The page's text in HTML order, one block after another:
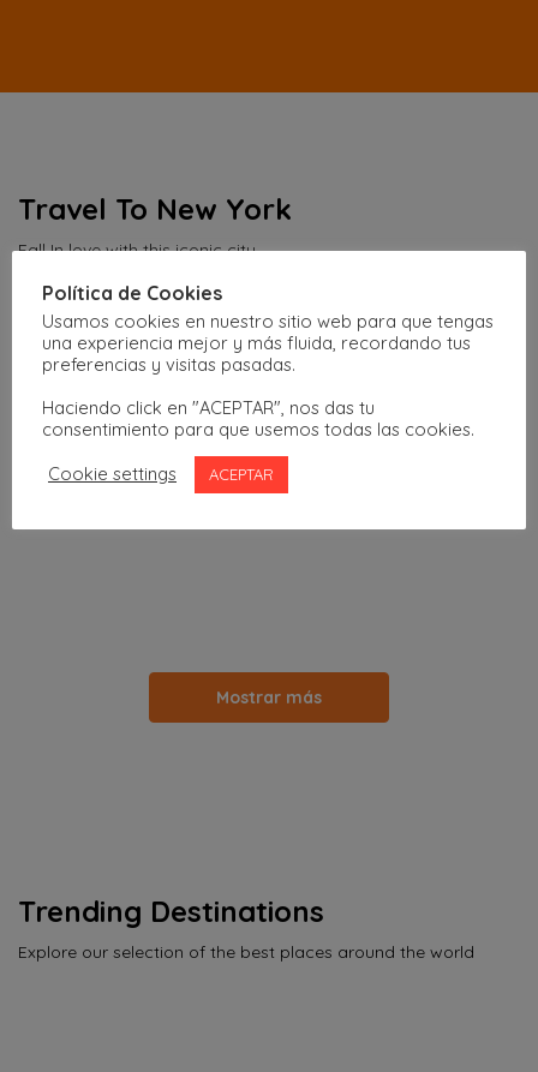
Travel To New York
Fall In love with this iconic city
Disculpa no se encontraron resultados
Mostrar más
Trending Destinations
Explore our selection of the best places around the world
Política de Cookies
Usamos cookies en nuestro sitio web para que tengas
una experiencia mejor y más fluida, recordando tus
preferencias y visitas pasadas.
Haciendo click en "ACEPTAR", nos das tu
consentimiento para que usemos todas las cookies.
Cookie settings
ACEPTAR